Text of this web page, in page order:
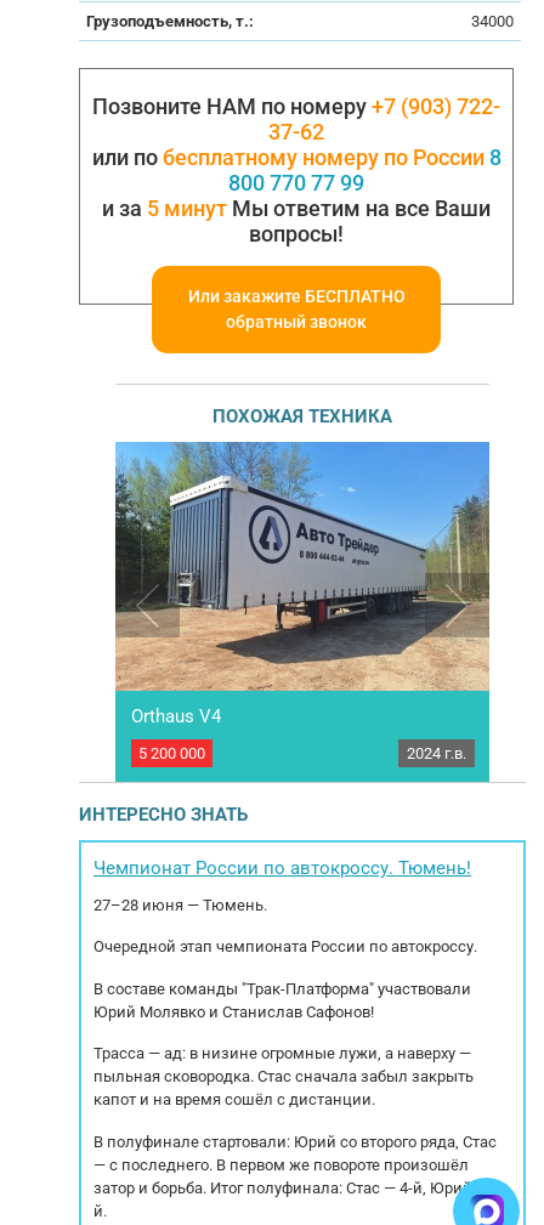
Грузоподъемность, т.: 34000
Позвоните НАМ по номеру+7 (903) 722-
37-62
или побесплатному номеру по России 8
800 770 77 99
и за 5 минут Мы ответим на все Ваши
вопросы!
Или закажите БЕСПЛАТНО
обратный звонок
ПОХОЖАЯ ТЕХНИКА
в Турции и
Полуприцеп шторный Orthaus V4, Год выпуска
2,48м, Высота – 2,70 м. Объеим 110 м3
Грузоподъемность 40 500кг. Дополнительные
опции: Система двух-ярусной загрузки WISTRA
Orthaus V4
5 200 000 2024 г.в.
ИНТЕРЕСНО ЗНАТЬ
Чемпионат России по автокроссу. Тюмень!
27–28 июня — Тюмень.
Очередной этап чемпионата России по автокроссу.
В составе команды "Трак-Платформа" участвовали
Юрий Молявко и Станислав Сафонов!
Трасса — ад: в низине огромные лужи, а наверху —
пыльная сковородка. Стас сначала забыл закрыть
капот и на время сошёл с дистанции.
В полуфинале стартовали: Юрий со второго ряда, Стас
— с последнего. В первом же повороте произошёл
затор и борьба. Итог полуфинала: Стас — 4-й, Юрий — 5-
й.